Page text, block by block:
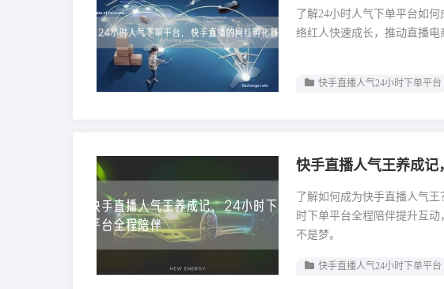
了解24小时人气下单平台如
络红人快速成长，推动直播电
快手直播人气24小时下单平台
快手直播人气王养成记
了解如何成为快手直播人气
时下单平台全程陪伴提升互
不是梦。
快手直播人气24小时下单平台